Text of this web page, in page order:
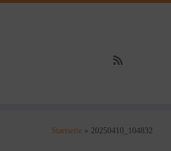
Startseite » 20250410_104832